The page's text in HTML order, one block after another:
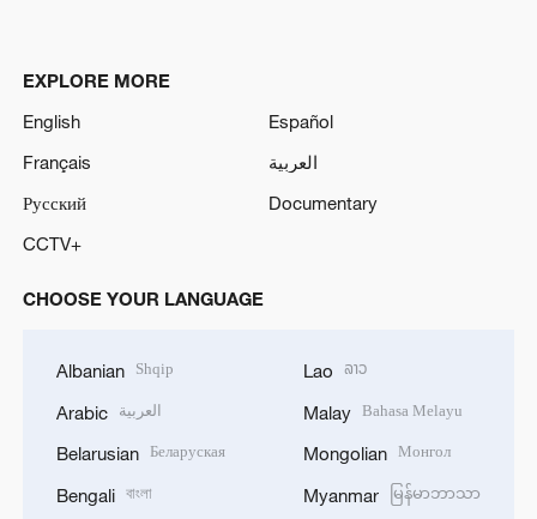
EXPLORE MORE
English
Español
Français
العربية
Русский
Documentary
CCTV+
CHOOSE YOUR LANGUAGE
Albanian Shqip
Arabic العربية
Belarusian Беларуская
Bengali বাংলা
Lao ລາວ
Malay Bahasa Melayu
Mongolian Монгол
Myanmar မြန်မာဘာသာ